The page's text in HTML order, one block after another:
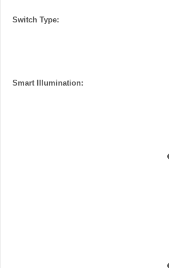
Switch Type:
Smart Illumination: